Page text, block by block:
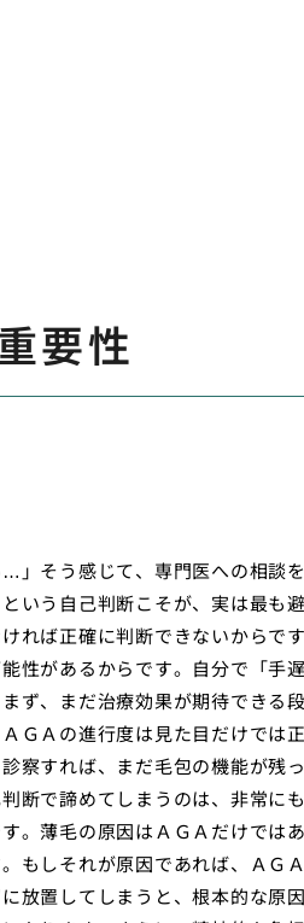
要性
」そう感じて、専門医への相談
いう自己判断こそが、実は最も
れば正確に判断できないからで
性があるからです。自分で「手
ず、まだ治療効果が期待できる
ＧＡの進行度は見た目だけでは
察すれば、まだ毛包の機能が残っ
断で諦めてしまうのは、非常に
。薄毛の原因はＡＧＡだけでは
もしそれが原因であれば、ＡＧ
放置してしまうと、根本的な原